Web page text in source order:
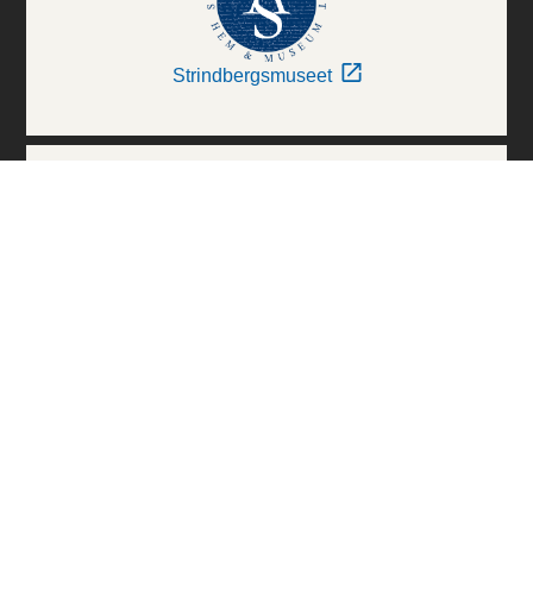
Strindbergsmuseet